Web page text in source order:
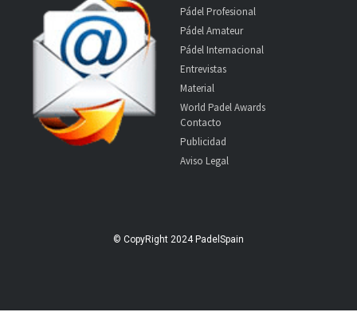
Pádel Profesional
Pádel Amateur
Pádel Internacional
Entrevistas
Material
World Padel Awards
Contacto
Publicidad
Aviso Legal
© CopyRight 2024 PadelSpain